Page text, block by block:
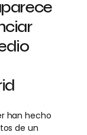
han hecho
de un